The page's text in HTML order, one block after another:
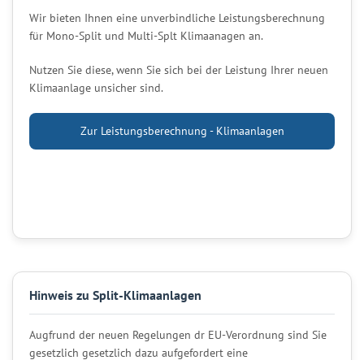
Wir bieten Ihnen eine unverbindliche Leistungsberechnung
für Mono-Split und Multi-Splt Klimaanagen an.
Nutzen Sie diese, wenn Sie sich bei der Leistung Ihrer neuen
Klimaanlage unsicher sind.
Zur Leistungsberechnung - Klimaanlagen
Hinweis zu Split-Klimaanlagen
Augfrund der neuen Regelungen dr EU-Verordnung sind Sie
gesetzlich gesetzlich dazu aufgefordert eine